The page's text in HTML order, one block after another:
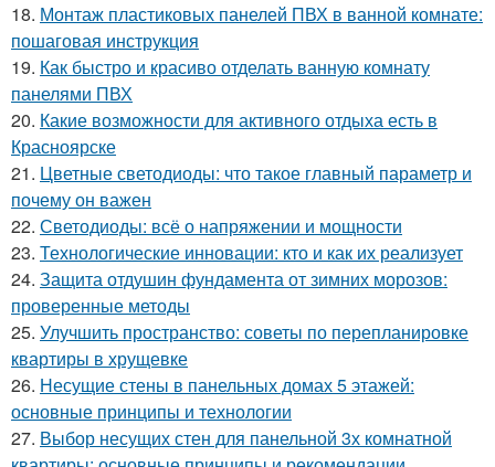
18. Монтаж пластиковых панелей ПВХ в ванной комнате:
пошаговая инструкция
19. Как быстро и красиво отделать ванную комнату
панелями ПВХ
20. Какие возможности для активного отдыха есть в
Красноярске
21. Цветные светодиоды: что такое главный параметр и
почему он важен
22. Светодиоды: всё о напряжении и мощности
23. Технологические инновации: кто и как их реализует
24. Защита отдушин фундамента от зимних морозов:
проверенные методы
25. Улучшить пространство: советы по перепланировке
квартиры в хрущевке
26. Несущие стены в панельных домах 5 этажей:
основные принципы и технологии
27. Выбор несущих стен для панельной 3х комнатной